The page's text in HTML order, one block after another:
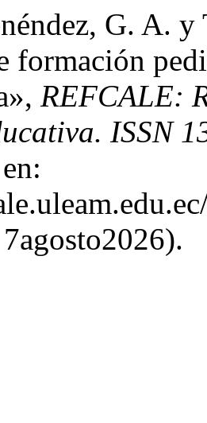
G. A.
formación
REFCALE:
ISSN